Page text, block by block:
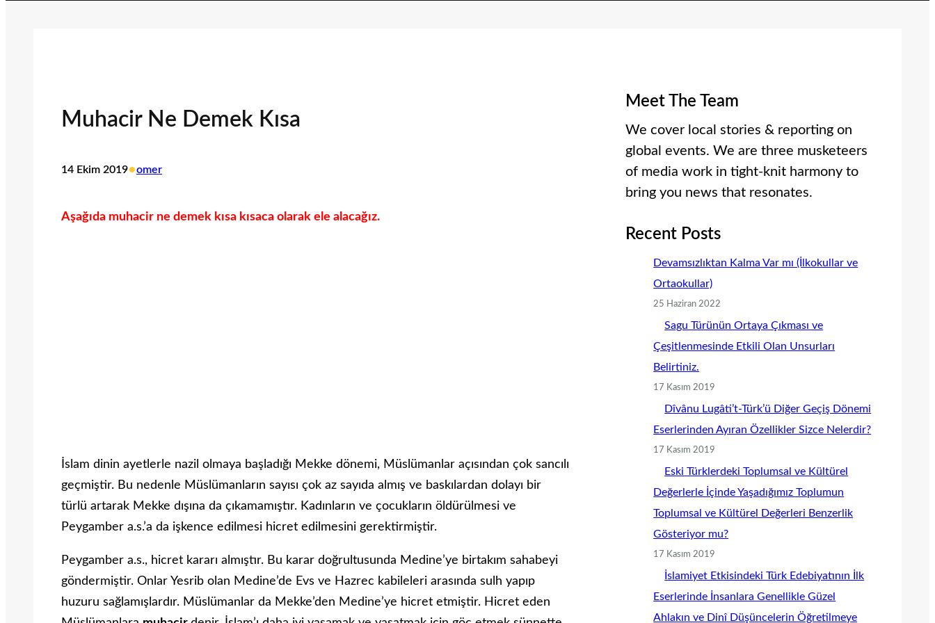
Muhacir Ne Demek Kısa
14 Ekim 2019•omer
Aşağıda muhacir ne demek kısa kısaca olarak ele alacağız.
İslam dinin ayetlerle nazil olmaya başladığı Mekke dönemi, Müslümanlar açısından çok sancılı
geçmiştir. Bu nedenle Müslümanların sayısı çok az sayıda almış ve baskılardan dolayı bir
türlü artarak Mekke dışına da çıkamamıştır. Kadınların ve çocukların öldürülmesi ve
Peygamber a.s.’a da işkence edilmesi hicret edilmesini gerektirmiştir.
Peygamber a.s., hicret kararı almıştır. Bu karar doğrultusunda Medine’ye birtakım sahabeyi
göndermiştir. Onlar Yesrib olan Medine’de Evs ve Hazrec kabileleri arasında sulh yapıp
huzuru sağlamışlardır. Müslümanlar da Mekke’den Medine’ye hicret etmiştir. Hicret eden
Meet The Team
We cover local stories & reporting on
global events. We are three musketeers
of media work in tight-knit harmony to
bring you news that resonates.
Recent Posts
Devamsızlıktan Kalma Var mı (İlkokullar ve
Ortaokullar)
25 Haziran 2022
Sagu Türünün Ortaya Çıkması ve
Çeşitlenmesinde Etkili Olan Unsurları
Belirtiniz.
17 Kasım 2019
Dîvânu Lugâti’t-Türk’ü Diğer Geçiş Dönemi
Eserlerinden Ayıran Özellikler Sizce Nelerdir?
17 Kasım 2019
Eski Türklerdeki Toplumsal ve Kültürel
Değerlerle İçinde Yaşadığımız Toplumun
Toplumsal ve Kültürel Değerleri Benzerlik
Gösteriyor mu?
17 Kasım 2019
İslamiyet Etkisindeki Türk Edebiyatının İlk
Eserlerinde İnsanlara Genellikle Güzel
Ahlakın ve Dinî Düşüncelerin Öğretilmeye